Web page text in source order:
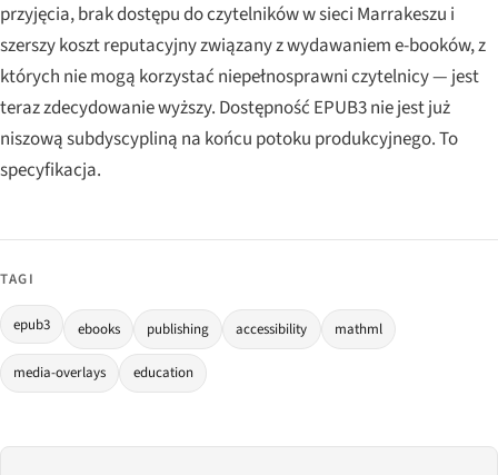
przyjęcia, brak dostępu do czytelników w sieci Marrakeszu i
szerszy koszt reputacyjny związany z wydawaniem e-booków, z
których nie mogą korzystać niepełnosprawni czytelnicy — jest
teraz zdecydowanie wyższy. Dostępność EPUB3 nie jest już
niszową subdyscypliną na końcu potoku produkcyjnego. To
specyfikacja.
TAGI
epub3 ebooks publishing accessibility mathml
media-overlays education